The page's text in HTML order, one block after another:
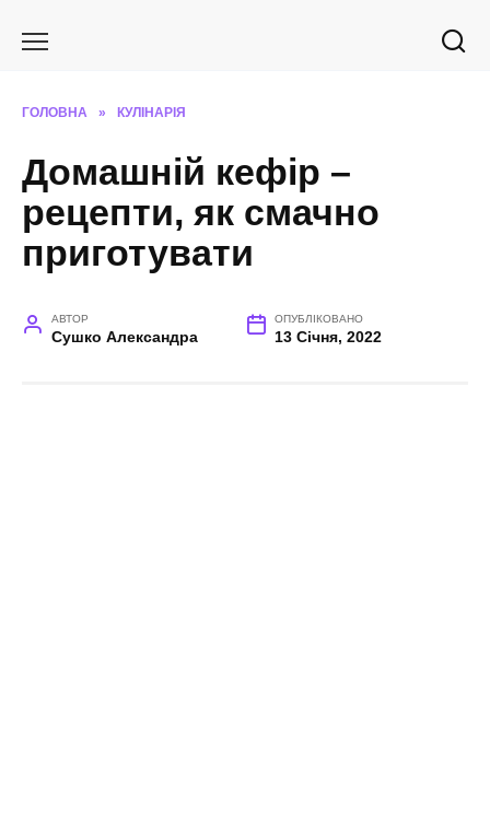
ГОЛОВНА » КУЛІНАРІЯ
Домашній кефір –
рецепти, як смачно
приготувати
АВТОР
Сушко Александра
ОПУБЛІКОВАНО
13 Січня, 2022